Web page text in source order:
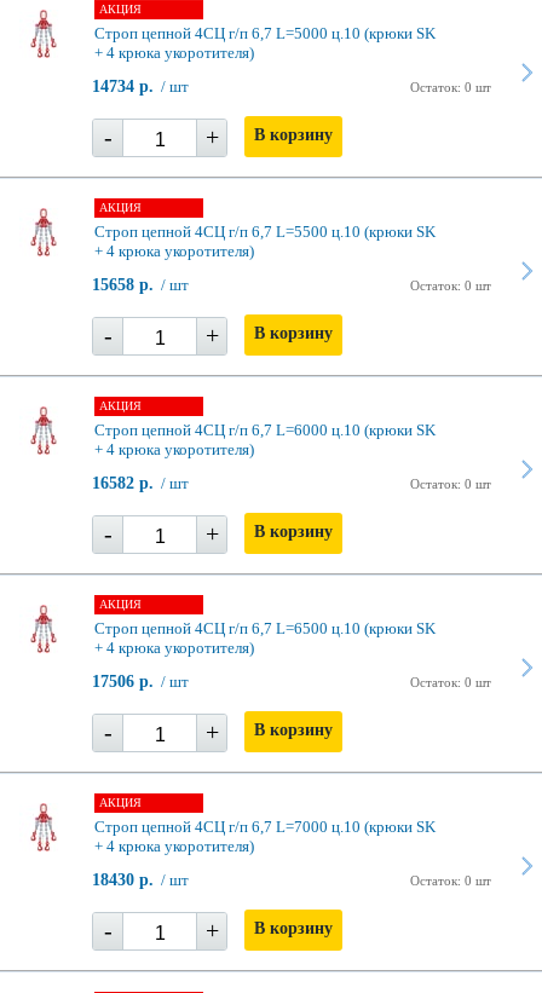
АКЦИЯ
Строп цепной 4СЦ г/п 6,7 L=5000 ц.10 (крюки SK
+ 4 крюка укоротителя)
Остаток: 0 шт
14734 р. / шт
- + В корзину
АКЦИЯ
Строп цепной 4СЦ г/п 6,7 L=5500 ц.10 (крюки SK
+ 4 крюка укоротителя)
Остаток: 0 шт
15658 р. / шт
- + В корзину
АКЦИЯ
Строп цепной 4СЦ г/п 6,7 L=6000 ц.10 (крюки SK
+ 4 крюка укоротителя)
Остаток: 0 шт
16582 р. / шт
- + В корзину
АКЦИЯ
Строп цепной 4СЦ г/п 6,7 L=6500 ц.10 (крюки SK
+ 4 крюка укоротителя)
Остаток: 0 шт
17506 р. / шт
- + В корзину
АКЦИЯ
Строп цепной 4СЦ г/п 6,7 L=7000 ц.10 (крюки SK
+ 4 крюка укоротителя)
Остаток: 0 шт
18430 р. / шт
- + В корзину